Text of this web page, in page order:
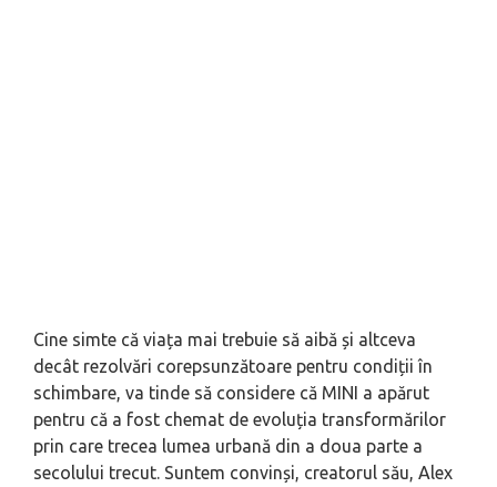
Cine simte că viața mai trebuie să aibă și altceva
decât rezolvări corepsunzătoare pentru condiții în
schimbare, va tinde să considere că MINI a apărut
pentru că a fost chemat de evoluția transformărilor
prin care trecea lumea urbană din a doua parte a
secolului trecut. Suntem convinși, creatorul său, Alex